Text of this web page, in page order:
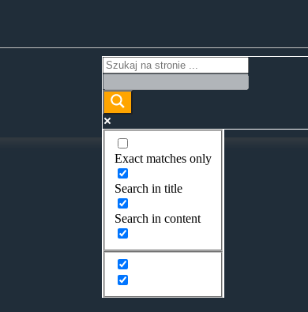
Exact matches only
Search in title
Search in content